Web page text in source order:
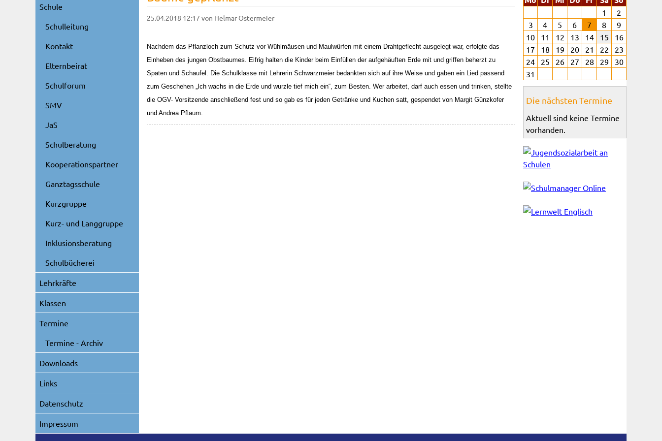
25.04.2018 12:17 von Helmar Ostermeier
Nachdem das Pflanzloch zum Schutz vor Wühlmäusen und Maulwürfen mit einem Drahtgeflecht ausgelegt war, erfolgte das
Einheben des jungen Obstbaumes. Eifrig halten die Kinder beim Einfüllen der aufgehäuften Erde mit und griffen beherzt zu
Spaten und Schaufel. Die Schulklasse mit Lehrerin Schwarzmeier bedankten sich auf ihre Weise und gaben ein Lied passend
zum Geschehen „Ich wachs in die Erde und wurzle tief mich ein“, zum Besten. Wer arbeitet, darf auch essen und trinken, stellte
die OGV- Vorsitzende anschließend fest und so gab es für jeden Getränke und Kuchen satt, gespendet von Margit Günzkofer
und Andrea Pflaum.
Schule
Schulleitung
Kontakt
Elternbeirat
Schulforum
SMV
JaS
Schulberatung
Kooperationspartner
Ganztagsschule
Kurzgruppe
Kurz- und Langgruppe
Inklusionsberatung
Schulbücherei
Lehrkräfte
Klassen
Termine
Termine - Archiv
Downloads
Links
Datenschutz
Impressum
1
2
3
4 5 6 7 8
9
10
11 12 13 14 15
16
17
18 19 20 21 22
23
24
25 26 27 28 29
30
31
Die nächsten Termine
Aktuell sind keine Termine
vorhanden.